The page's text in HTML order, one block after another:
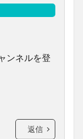
ンネルを登
返信